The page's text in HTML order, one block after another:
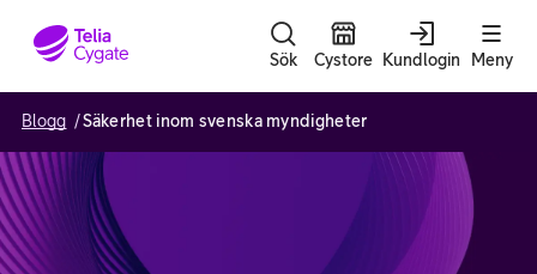
Gå till sidans innehåll
Sök Cystore Kundlogin Meny
Blogg Säkerhet inom svenska myndigheter